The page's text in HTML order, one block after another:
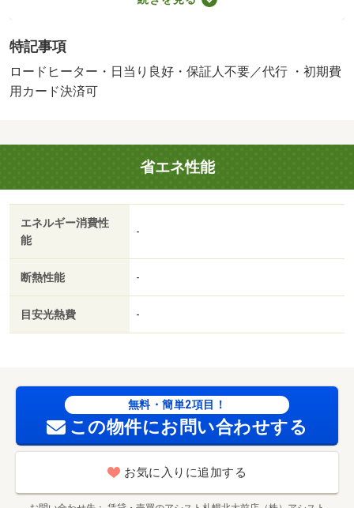
回契約時：５０％、更新時：１０，０００円／普通借家０
ペーンスタート！！入居日が先だから不動産会社に行きに
くい、相談しづらい等考えていませんか？？３月入居の物
件情報たくさん集めていますのでお気軽にお問合せご相談
も窓口一つでご案内フットワークが軽いスタッフが皆様の
ご来店、笑顔でお待ちしております。／バストイレ別／エ
アコン／ガスコンロ対応／クロゼット／フローリング／シ
ャワー付洗面台／オートロック／室内洗濯置／陽当り良好
／シューズボックス／システムキッチン／脱衣所／洗面所
独立／洗面化粧台／即入居可／ＢＳ・ＣＳ／３口以上コン
良好／ロードヒーティング／クロゼット２ヶ所／３駅以上
利用可／駅徒歩１０分以内／全居室６畳以上／全居室８畳
以上／プロパンガス／敷金・礼金不要／ＩＴ重説 対応物
線６条店（スーパー）まで３８５ｍ／札幌医科大学附属病
院（病院）まで３９６ｍ／札幌市中央区役所（役所）まで
７４２ｍ／北海道銀行西線支店（銀行）まで３７５ｍ／札
幌南二条郵便局（郵便局）まで４９１ｍ
特記事項
ロードヒーター・日当り良好・保証人不要／代行 ・初期費
用カード決済可
省エネ性能
エネルギー消費性
能
-
断熱性能 -
目安光熱費 -
無料・簡単2項目！
この物件にお問い合わせする
お気に入りに追加する